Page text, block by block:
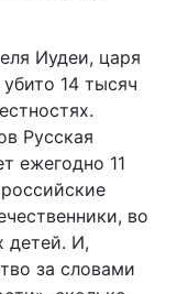
Иудеи, царя
14 тысяч
Русская
ежегодно 11
во
детей. И,
за словами